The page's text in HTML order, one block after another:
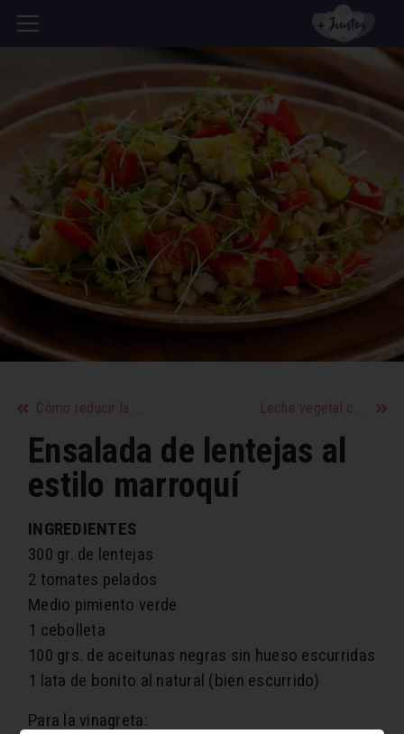
Cómo reducir la sal de tu dieta Leche vegetal casera
Ensalada de lentejas al
estilo marroquí
INGREDIENTES
300 gr. de lentejas
2 tomates pelados
Medio pimiento verde
1 cebolleta
100 grs. de aceitunas negras sin hueso escurridas
1 lata de bonito al natural (bien escurrido)
Para la vinagreta: